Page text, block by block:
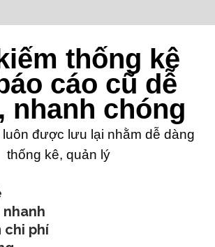
thống kê
cáo cũ dễ
nhanh chóng
được lưu lại nhằm dễ dàng
thống kê, quản lý
chi phí